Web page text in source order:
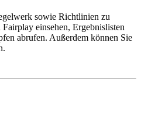
sowie Richtlinien zu
einsehen, Ergebnislisten
abrufen. Außerdem können Sie